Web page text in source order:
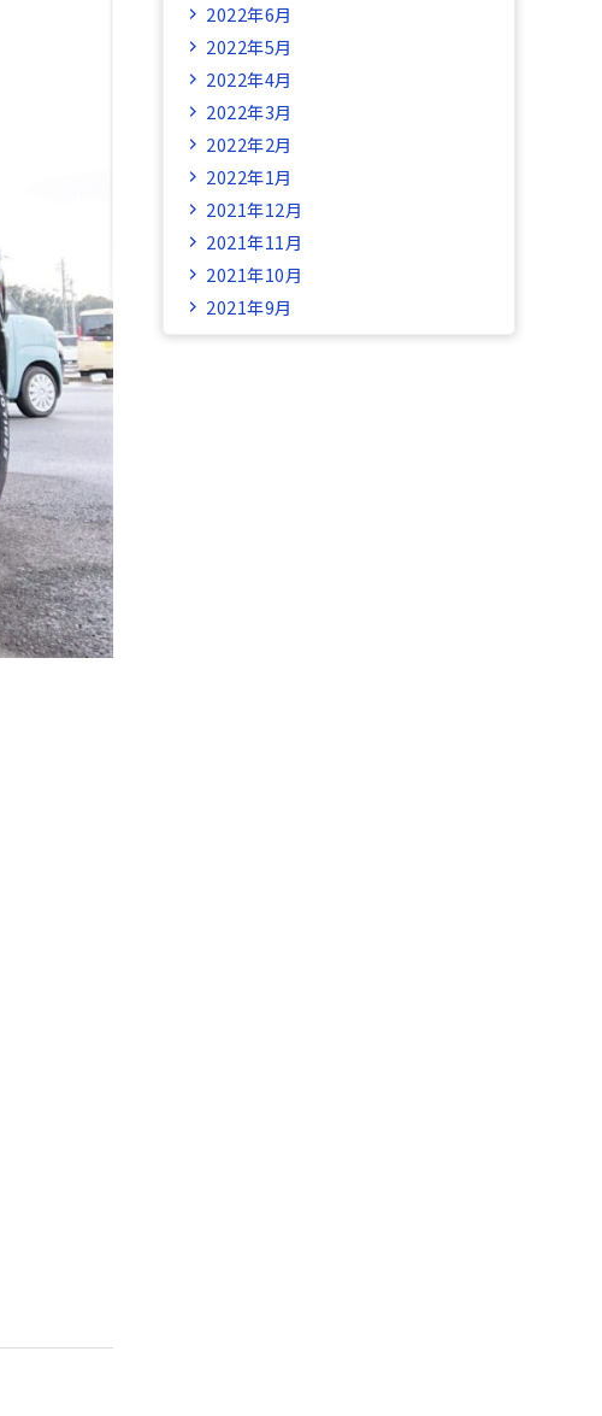
2022年6月
2022年5月
2022年4月
2022年3月
2022年2月
2022年1月
2021年12月
2021年11月
2021年10月
2021年9月